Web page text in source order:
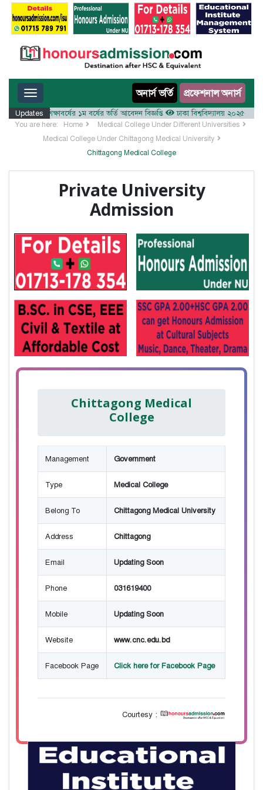
Toggle navigation অনার্স ভর্তি প্রফেশনাল অনার্স
Updates
২০২৫-২৬ শিক্ষাবর্ষের ১ম বর্ষের ভর্তি আবেদন বিজ্ঞপ্তি ঢাকা বিশ্ববিদ্যালয় ২০২৫-২৬
You are here: Home
Medical College Under Different Universities
Medical College Under Chittagong Medical University
Chittagong Medical College
Private University
Admission
Chittagong Medical
College
Management Government
Type Medical College
Belong To Chittagong Medical University
Address Chittagong
Email Updating Soon
Phone 031619400
Mobile Updating Soon
Website www.cnc.edu.bd
Facebook Page Click here for Facebook Page
Courtesy :